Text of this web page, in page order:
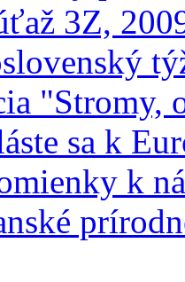
3Z,
"Stromy,
sa k
k